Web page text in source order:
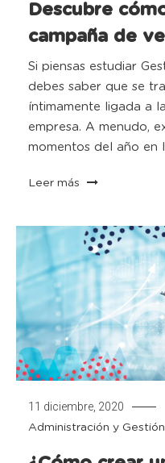
Descubre
campaña de
Si piensas estudiar
debes saber que se
íntimamente ligada a
empresa. A menudo,
momentos del año en
Leer más
11 diciembre, 2020
Administración y Gestión